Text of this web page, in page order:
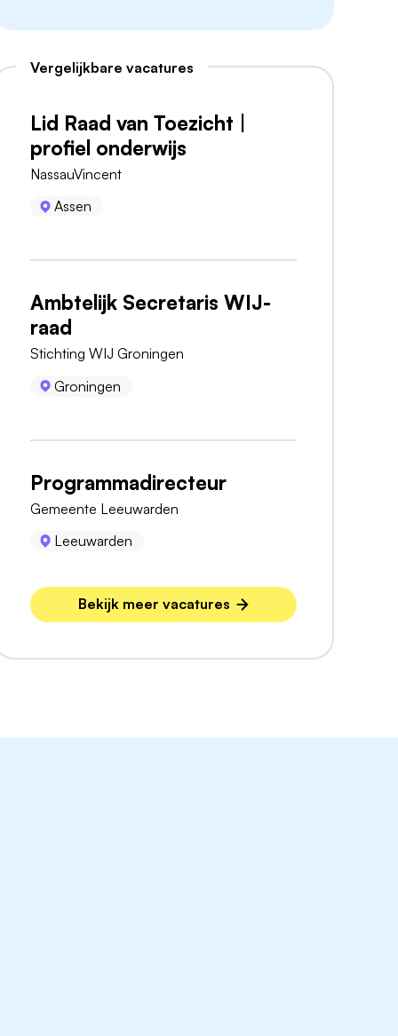
Vergelijkbare vacatures
Lid Raad van Toezicht |
profiel onderwijs
NassauVincent
Assen
Ambtelijk Secretaris WIJ-
raad
Stichting WIJ Groningen
Groningen
Programmadirecteur
Gemeente Leeuwarden
Leeuwarden
Bekijk meer vacatures